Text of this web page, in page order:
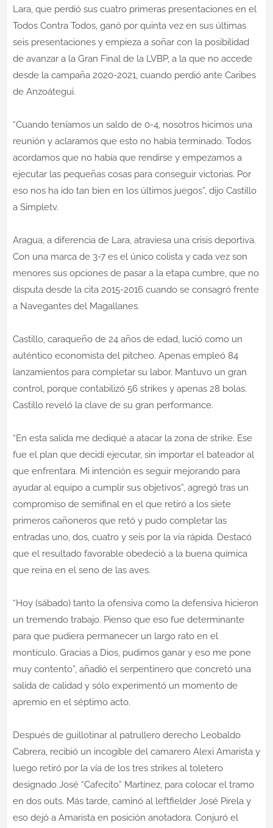
Lara, que perdió sus cuatro primeras presentaciones en el
Todos Contra Todos, ganó por quinta vez en sus últimas
seis presentaciones y empieza a soñar con la posibilidad
de avanzar a la Gran Final de la LVBP, a la que no accede
desde la campaña 2020-2021, cuando perdió ante Caribes
de Anzoátegui.
“Cuando teníamos un saldo de 0-4, nosotros hicimos una
reunión y aclaramos que esto no había terminado. Todos
acordamos que no había que rendirse y empezamos a
ejecutar las pequeñas cosas para conseguir victorias. Por
eso nos ha ido tan bien en los últimos juegos”, dijo Castillo
a Simpletv.
Aragua, a diferencia de Lara, atraviesa una crisis deportiva.
Con una marca de 3-7 es el único colista y cada vez son
menores sus opciones de pasar a la etapa cumbre, que no
disputa desde la cita 2015-2016 cuando se consagró frente
a Navegantes del Magallanes.
Castillo, caraqueño de 24 años de edad, lució como un
auténtico economista del pitcheo. Apenas empleó 84
lanzamientos para completar su labor. Mantuvo un gran
control, porque contabilizó 56 strikes y apenas 28 bolas.
Castillo reveló la clave de su gran performance.
“En esta salida me dediqué a atacar la zona de strike. Ese
fue el plan que decidí ejecutar, sin importar el bateador al
que enfrentara. Mi intención es seguir mejorando para
ayudar al equipo a cumplir sus objetivos”, agregó tras un
compromiso de semifinal en el que retiró a los siete
primeros cañoneros que retó y pudo completar las
entradas uno, dos, cuatro y seis por la vía rápida. Destacó
que el resultado favorable obedeció a la buena química
que reina en el seno de las aves.
“Hoy (sábado) tanto la ofensiva como la defensiva hicieron
un tremendo trabajo. Pienso que eso fue determinante
para que pudiera permanecer un largo rato en el
montículo. Gracias a Dios, pudimos ganar y eso me pone
muy contento”, añadió el serpentinero que concretó una
salida de calidad y sólo experimentó un momento de
apremio en el séptimo acto.
Después de guillotinar al patrullero derecho Leobaldo
Cabrera, recibió un incogible del camarero Alexi Amarista y
luego retiró por la vía de los tres strikes al toletero
designado José “Cafecito” Martínez, para colocar el tramo
en dos outs. Más tarde, caminó al leftfielder José Pirela y
eso dejó a Amarista en posición anotadora. Conjuró el